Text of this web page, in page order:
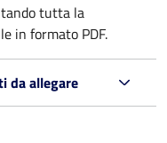
tutta la
in formato PDF.
da allegare